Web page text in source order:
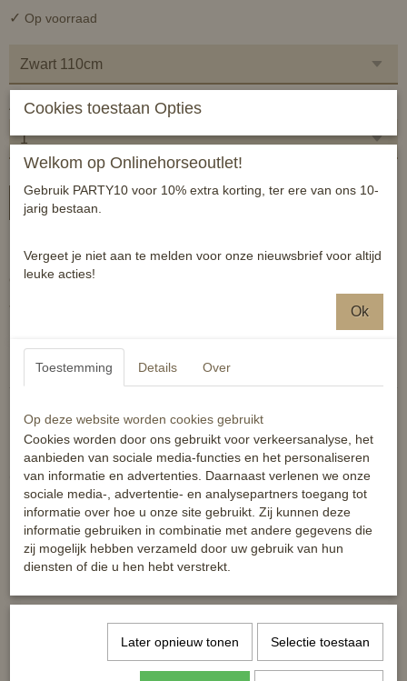
✓ Op voorraad
Aantal
In winkelwagen
Prachtige dressuurzweep met kristallen op handvat en leren 'feel'.
Goede grip.
Reacties
Ook interessant
Cookies toestaan Opties
Welkom op Onlinehorseoutlet!
Gebruik PARTY10 voor 10% extra korting, ter ere van ons 10-
jarig bestaan.
Vergeet je niet aan te melden voor onze nieuwsbrief voor altijd
leuke acties!
Ok
Toestemming Details Over
Op deze website worden cookies gebruikt
Cookies worden door ons gebruikt voor verkeersanalyse, het
aanbieden van sociale media-functies en het personaliseren
van informatie en advertenties. Daarnaast verlenen we onze
sociale media-, advertentie- en analysepartners toegang tot
informatie over hoe u onze site gebruikt. Zij kunnen deze
informatie gebruiken in combinatie met andere gegevens die
zij mogelijk hebben verzameld door uw gebruik van hun
diensten of die u hen hebt verstrekt.
Later opnieuw tonen Selectie toestaan